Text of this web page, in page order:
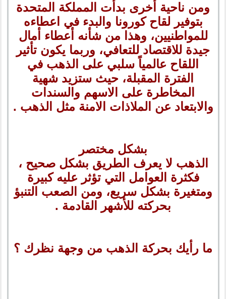
ومن ناحية أخرى بدأت المملكة المتحدة
بتوفير لقاح كورونا والبدء في اعطاءه
للمواطنيين، وهذا من شأنه أعطاء أمال
جيدة للاقتصاد للتعافي، وربما يكون تأثير
اللقاح عالمياً سلبي على الذهب في
الفترة المقبلة، حيث ستزيد شهية
المخاطرة على الاسهم والسندات
والابتعاد عن الملاذات الامنة مثل الذهب .
بشكل مختصر
الذهب لا يعرف الطريق بشكل صحيح ،
فكثرة العوامل التي تؤثر عليه كبيرة
ومتغيرة بشكل سريع، ومن الصعب التنبؤ
بحركته للأشهر القادمة .
ما رأيك بحركة الذهب من وجهة نظرك ؟